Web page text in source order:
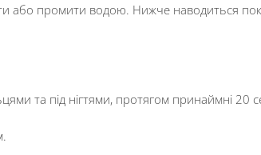
або промити водою. Нижче наводиться
та під нігтями, протягом принаймні 20